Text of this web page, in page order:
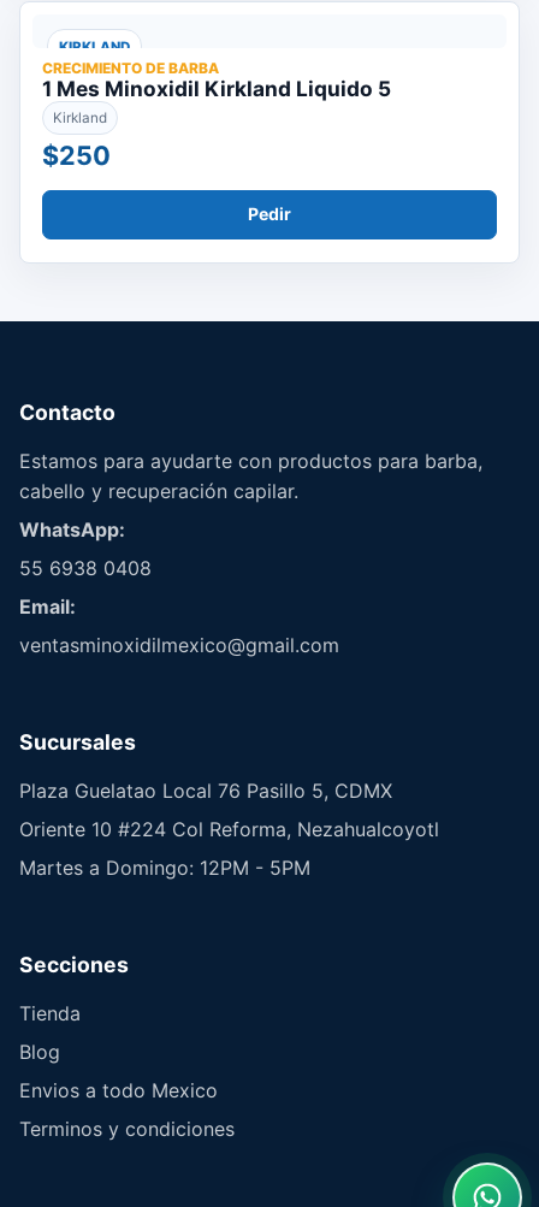
KIRKLAND
CRECIMIENTO DE BARBA
1 Mes Minoxidil Kirkland Liquido 5
Kirkland
$250
Pedir
Contacto
Estamos para ayudarte con productos para barba,
cabello y recuperación capilar.
WhatsApp:
55 6938 0408
Email:
ventasminoxidilmexico@gmail.com
Sucursales
Plaza Guelatao Local 76 Pasillo 5, CDMX
Oriente 10 #224 Col Reforma, Nezahualcoyotl
Martes a Domingo: 12PM - 5PM
Secciones
Tienda
Blog
Envios a todo Mexico
Terminos y condiciones